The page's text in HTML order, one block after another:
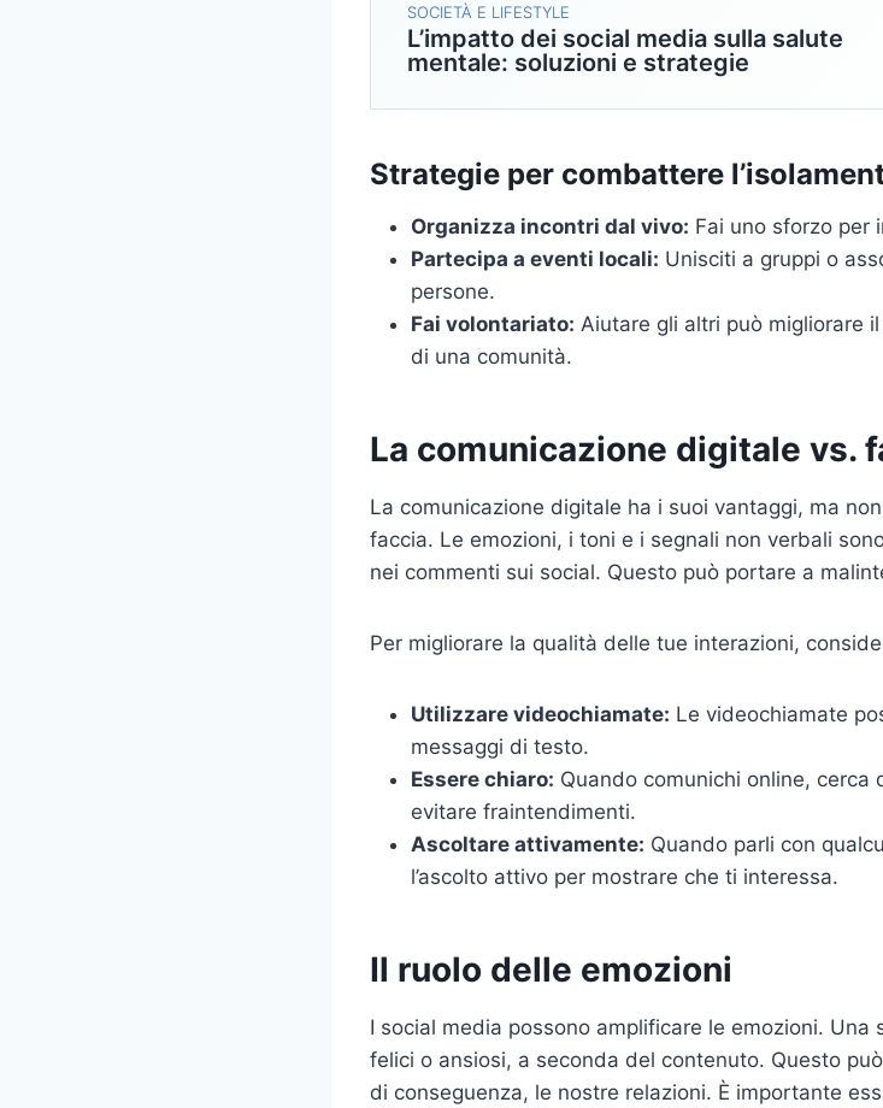
SOCIETÀ E LIFESTYLE
L’impatto dei social media sulla salute
mentale: soluzioni e strategie
Strategie per combattere
Organizza incontri dal vivo: Fai uno sforzo per
Partecipa a eventi locali: Unisciti a gruppi o
persone.
Fai volontariato: Aiutare gli altri può migliorare
di una comunità.
La comunicazione digitale vs.
La comunicazione digitale ha i suoi vantaggi, ma
faccia. Le emozioni, i toni e i segnali non verbali
nei commenti sui social. Questo può portare a
Per migliorare la qualità delle tue interazioni,
Utilizzare videochiamate: Le videochiamate
messaggi di testo.
Essere chiaro: Quando comunichi online, cerca
evitare fraintendimenti.
Ascoltare attivamente: Quando parli con
l’ascolto attivo per mostrare che ti interessa.
Il ruolo delle emozioni
I social media possono amplificare le emozioni.
felici o ansiosi, a seconda del contenuto. Questo
di conseguenza, le nostre relazioni. È importante